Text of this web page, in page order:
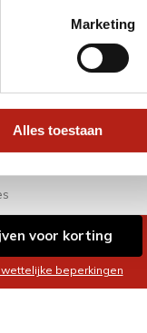
Marketing
Alles toestaan
nieuwste
voor korting
beperkingen